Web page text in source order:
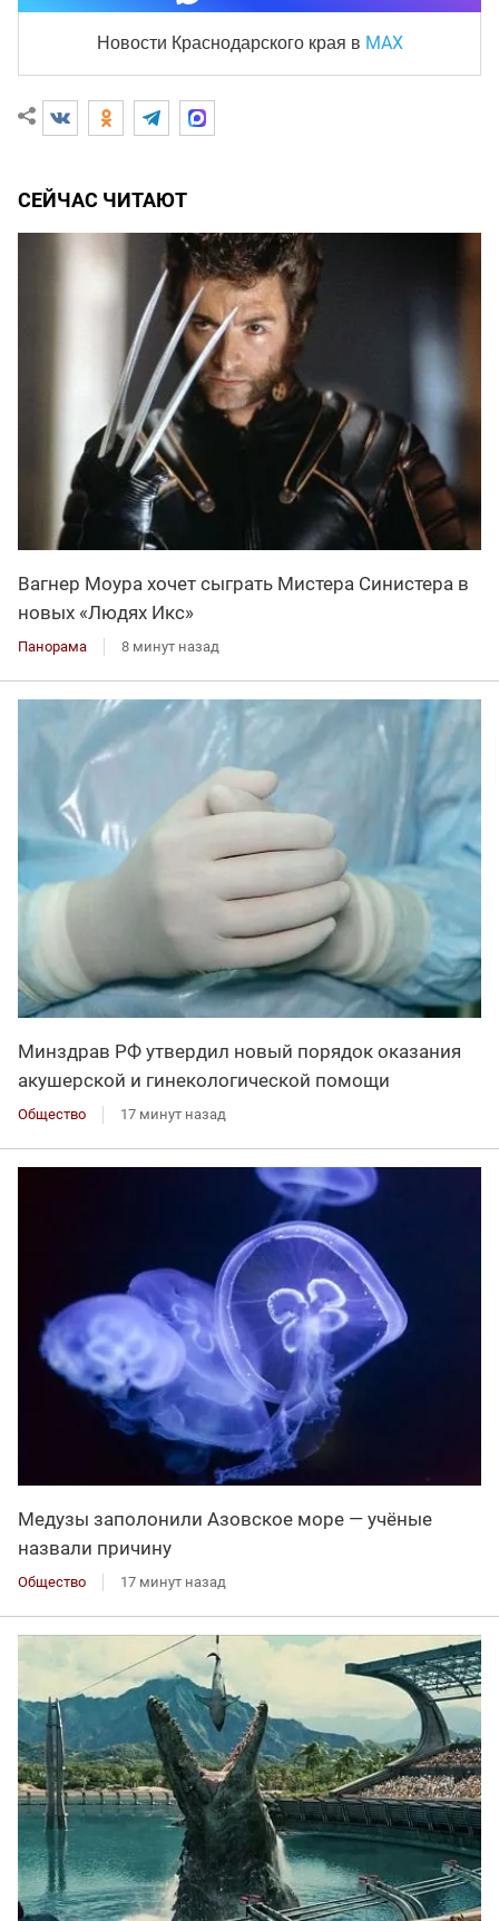
Новости Краснодарского края в MAX
СЕЙЧАС ЧИТАЮТ
Вагнер Моура хочет сыграть Мистера Синистера в
новых «Людях Икс»
Панорама 8 минут назад
Минздрав РФ утвердил новый порядок оказания
акушерской и гинекологической помощи
Общество 17 минут назад
Медузы заполонили Азовское море — учёные
назвали причину
Общество 17 минут назад